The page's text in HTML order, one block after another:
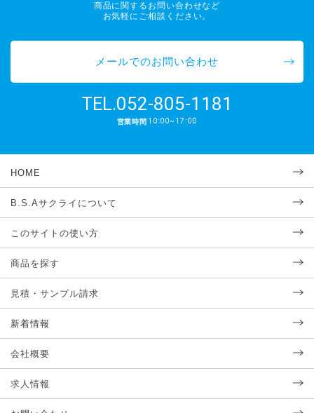
商品に関するお問い合わせなど
お気軽にご相談ください。
メールでのお問い合わせ
TEL.052-805-1181
営業時間 10:00~17:00
HOME
B.S.Aサクライについて
このサイトの使い方
商品を探す
見積・サンプル請求
新着情報
会社概要
求人情報